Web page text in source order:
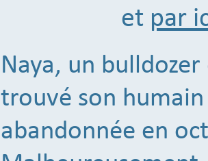
et par
Naya, un
trouvé son
abandonnée en